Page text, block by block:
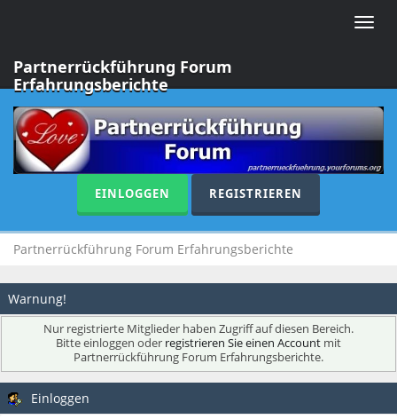
Toggle
Partnerrückführung Forum
Erfahrungsberichte
EINLOGGEN REGISTRIEREN
Partnerrückführung Forum Erfahrungsberichte
Warnung!
Nur registrierte Mitglieder haben Zugriff auf diesen Bereich.
Bitte einloggen oder registrieren Sie einen Account mit
Partnerrückführung Forum Erfahrungsberichte.
Einloggen